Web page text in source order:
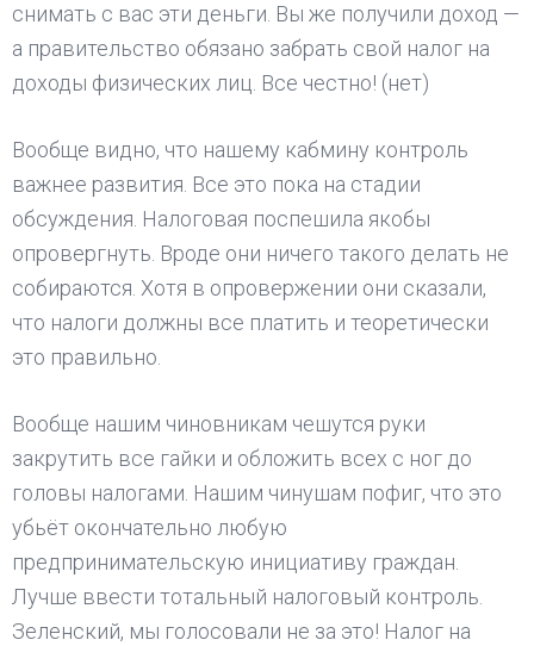
снимать с вас эти деньги. Вы же получили доход —
а правительство обязано забрать свой налог на
доходы физических лиц. Все честно! (нет)
Вообще видно, что нашему кабмину контроль
важнее развития. Все это пока на стадии
обсуждения. Налоговая поспешила якобы
опровергнуть. Вроде они ничего такого делать не
собираются. Хотя в опровержении они сказали,
что налоги должны все платить и теоретически
это правильно.
Вообще нашим чиновникам чешутся руки
закрутить все гайки и обложить всех с ног до
головы налогами. Нашим чинушам пофиг, что это
убьёт окончательно любую
предпринимательскую инициативу граждан.
Лучше ввести тотальный налоговый контроль.
Зеленский, мы голосовали не за это! Налог на